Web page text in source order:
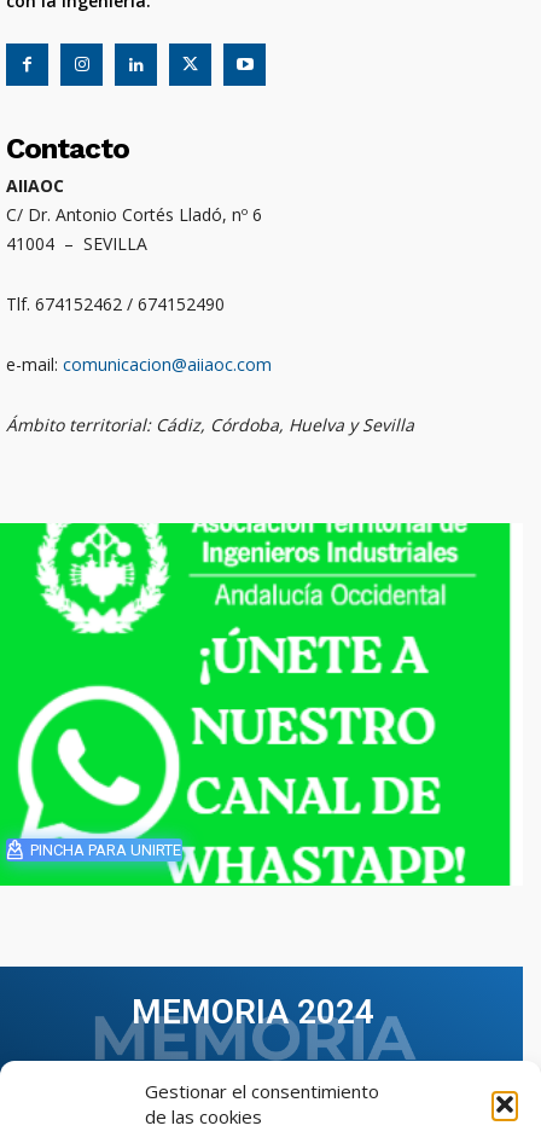
Gestionar el consentimiento
de las cookies
Contacto
AIIAOC
C/ Dr. Antonio Cortés Lladó, nº 6
41004 – SEVILLA
Tlf. 674152462 / 674152490
e-mail: comunicacion@aiiaoc.com
Ámbito territorial: Cádiz, Córdoba, Huelva y Sevilla
PINCHA PARA UNIRTE
MEMORIA 2024